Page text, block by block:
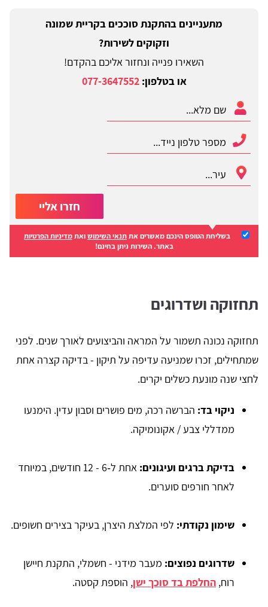
מתעניינים בהתקנת סוככים בקריית שמונה
וזקוקים לשירות?
השאירו פנייה ונחזור אליכם בהקדם!
או בטלפון:077-3647552
חזרו אליי
בשליחת הטופס הינכם מאשרים אתתנאי השימושואתמדיניות הפרטיות
באתר. השירות ניתן בחינם!
תחזוקה ושדרוגים
תחזוקה נכונה תשמור על המראה והביצועים לאורך שנים. לפני
שמתחילים, זכרו שמניעה עדיפה על תיקון - בדיקה קצרה אחת
לחצי שנה מונעת כשלים יקרים.
ניקוי בד: הברשה רכה, מים פושרים וסבון עדין. הימנעו
ממדללי צבע / אקונומיקה.
בדיקת ברגים ועיגונים:
אחת ל‑6 - 12 חודשים, במיוחד
לאחר חורפים סוערים.
שימון נקודתי: לפי המלצת היצרן, בעיקר בצירים חשופים.
שדרוגים נפוצים: מעבר מידני - חשמלי, התקנת חיישן
רוח, החלפת בד סוכך ישן, הוספת קסטה.